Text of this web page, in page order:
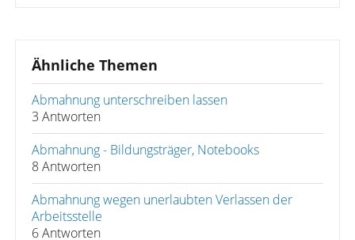
Ähnliche Themen
Abmahnung unterschreiben lassen
3 Antworten
Abmahnung - Bildungsträger, Notebooks
8 Antworten
Abmahnung wegen unerlaubten Verlassen der
Arbeitsstelle
6 Antworten